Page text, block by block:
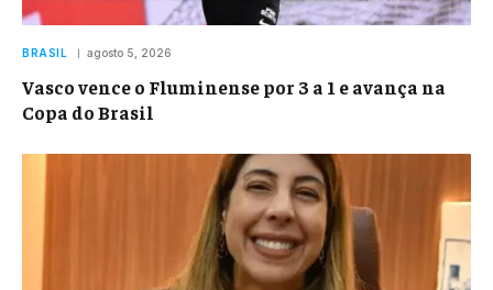
BRASIL agosto 5, 2026
Vasco vence o Fluminense por 3 a 1 e avança na
Copa do Brasil